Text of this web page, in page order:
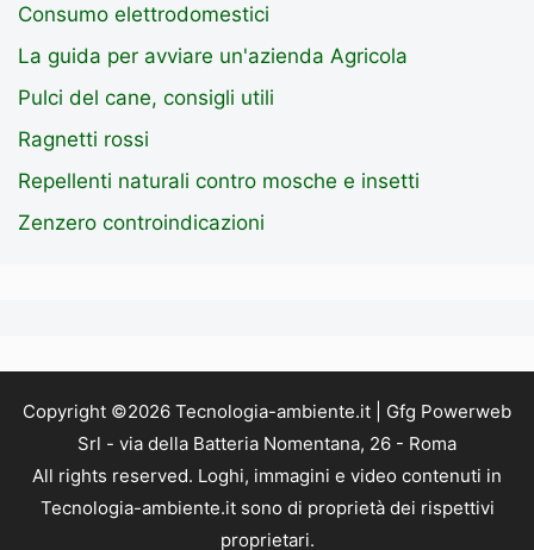
Consumo elettrodomestici
La guida per avviare un'azienda Agricola
Pulci del cane, consigli utili
Ragnetti rossi
Repellenti naturali contro mosche e insetti
Zenzero controindicazioni
Copyright ©2026 Tecnologia-ambiente.it | Gfg Powerweb
Srl - via della Batteria Nomentana, 26 - Roma
All rights reserved. Loghi, immagini e video contenuti in
Tecnologia-ambiente.it sono di proprietà dei rispettivi
proprietari.